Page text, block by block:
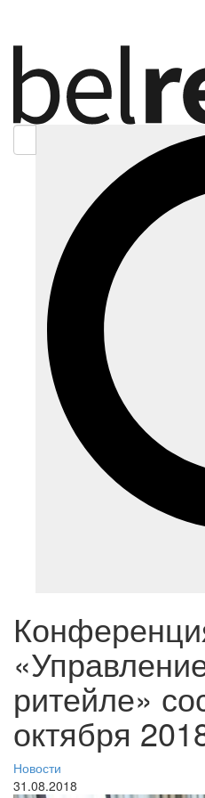
ритейле»
октября
Новости
31.08.2018